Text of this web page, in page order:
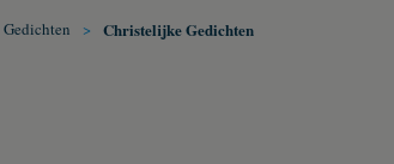
Gedichten > Christelijke Gedichten